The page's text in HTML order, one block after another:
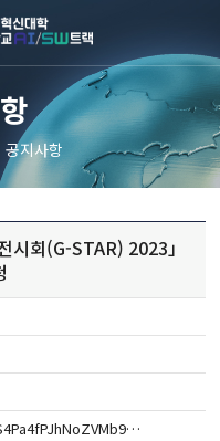
공지사항
회(G-STAR) 2023」
https://forms.gle/9S4Pa4fPJhNoZVMb9